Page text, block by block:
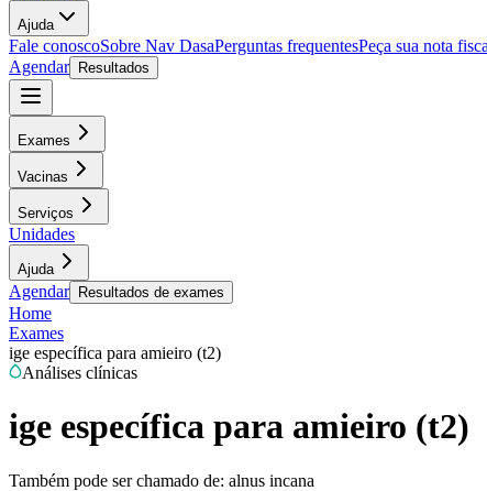
Ajuda
Fale conoscoSobre Nav DasaPerguntas frequentesPeça sua nota
Agendar
Resultados
Exames
Vacinas
Serviços
Unidades
Ajuda
Agendar Resultados de exames
Home
Exames
ige específica para amieiro (t2)
Análises clínicas
ige específica para amieiro (t2)
Também pode ser chamado de: alnus incana